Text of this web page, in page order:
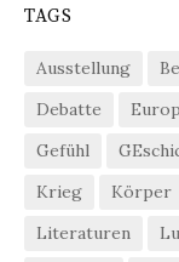
TAGS
Ausstellung
Debatte
Gefühl
Krieg
Körper
Literaturen